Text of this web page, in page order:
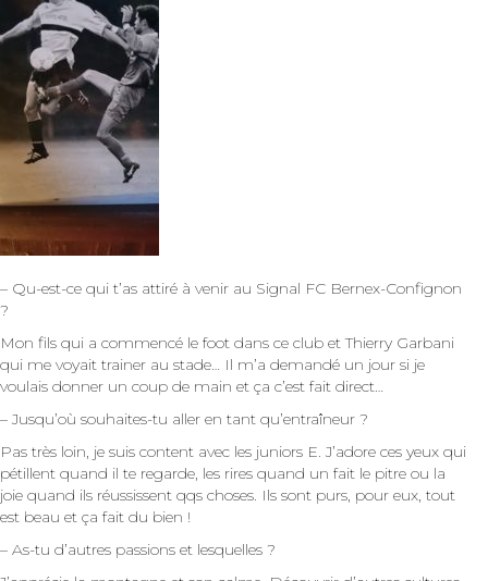
– Qu-est-ce qui t’as attiré à venir au Signal FC Bernex-Confignon
?
Mon fils qui a commencé le foot dans ce club et Thierry Garbani
qui me voyait trainer au stade… Il m’a demandé un jour si je
voulais donner un coup de main et ça c’est fait direct…
– Jusqu’où souhaites-tu aller en tant qu’entraîneur ?
Pas très loin, je suis content avec les juniors E. J’adore ces yeux qui
pétillent quand il te regarde, les rires quand un fait le pitre ou la
joie quand ils réussissent qqs choses. Ils sont purs, pour eux, tout
est beau et ça fait du bien !
– As-tu d’autres passions et lesquelles ?